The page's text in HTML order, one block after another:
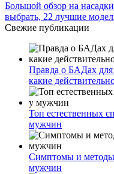
Большой обзор на
выбрать, 22 лучшие
Свежие публикации
Правда о БАДах
какие
Топ естественных
мужчин
Симптомы и методы
мужчин